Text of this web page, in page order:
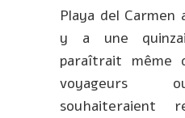
Playa del
y a une
paraîtrait même
voyageurs
souhaiteraient